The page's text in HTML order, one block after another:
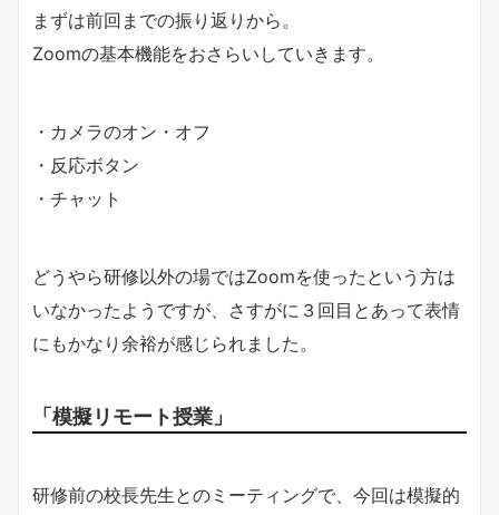
まずは前回までの振り返りから。
Zoomの基本機能をおさらいしていきます。
・カメラのオン・オフ
・反応ボタン
・チャット
どうやら研修以外の場ではZoomを使ったという方は
いなかったようですが、さすがに３回目とあって表情
にもかなり余裕が感じられました。
「模擬リモート授業」
研修前の校長先生とのミーティングで、今回は模擬的